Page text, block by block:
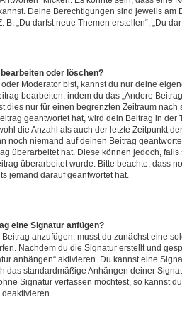
Deine Berechtigungen sind jeweils am
B. „Du darfst neue Themen erstellen“, „Du
oder löschen?
Moderator bist, kannst du nur deine
bearbeiten, indem du das „Ändere
dies nur für einen begrenzten Zeitraum
geantwortet hat, wird dein Beitrag in der
die Anzahl als auch der letzte Zeitpunkt
noch niemand auf deinen Beitrag
überarbeitet hat. Diese können jedoch,
überarbeitet wurde. Bitte beachte, dass
jemand darauf geantwortet hat.
eine Signatur anfügen?
anzufügen, musst du zunächst eine
Nachdem du die Signatur erstellt und
anhängen“ aktivieren. Du kannst eine
das standardmäßige Anhängen deiner
Signatur verfassen möchtest, so kannst